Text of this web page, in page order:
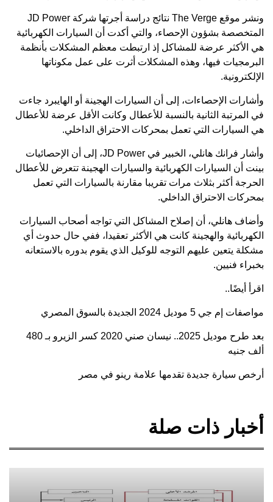
ونشر موقع The Verge نتائج دراسة أجرتها شركة JD Power
المتخصصة بشؤون الإحصاء، والتي أكدت أن السيارات الكهربائية
هي الأكثر عرضة للمشاكل إذ ارتبطت معظم المشكلات بأنظمة
البرمجيات فيها، وهذه المشكلات أثرت على عمل مكوناتها
الإلكترونية.
وأشارات الإحصاءات، إلى أن السيارات الهجينة أو الهايبرد جاءت
في المرتبة الثانية بالنسبة للأعطال وكانت الأقل عرضة للأعطال
هي السيارات التي تعمل بمحركات الاحتراق الداخلي.
وأشار فرانك هانلي، الخبير في JD Power، إلى أن الإحصائيات
بينت أن السيارات الكهربائية والسيارات الهجينة تتعرض للأعطال
الحرجة أكثر بثلاث مرات تقريبا مقارنة بالسيارات التي تعمل
بمحركات الاحتراق الداخلي.
وأضاف هانلي، أن إصلاح المشاكل التي تواجه أصحاب السيارات
الكهربائية والهجينة كانت هي الأكثر تعقيدا، ففي حال حدوث أي
مشكلة يتعين عليهم التوجه للوكيل الذي يقوم بدوره بالاستعانه
بخبراء فنيين.
اقرأ أيضًا..
مواصفات إم جي 5 موديل 2024 الجديدة بالسوق المصري
بعد طرح موديل 2025.. نيسان صني 2020 كسر الزيرو بـ 480
ألف جنيه
أرخص سيارة جديدة تقدمها علامة رينو في مصر
أخبار ذات صلة